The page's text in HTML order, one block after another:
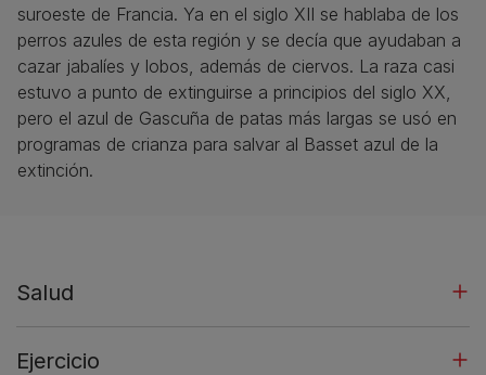
suroeste de Francia. Ya en el siglo XII se hablaba de los
perros azules de esta región y se decía que ayudaban a
cazar jabalíes y lobos, además de ciervos. La raza casi
estuvo a punto de extinguirse a principios del siglo XX,
pero el azul de Gascuña de patas más largas se usó en
programas de crianza para salvar al Basset azul de la
extinción.
Salud
Ejercicio